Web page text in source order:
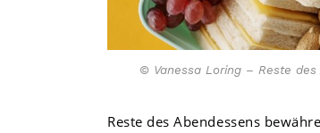
© Vanessa Loring – Reste
Reste des Abendessens